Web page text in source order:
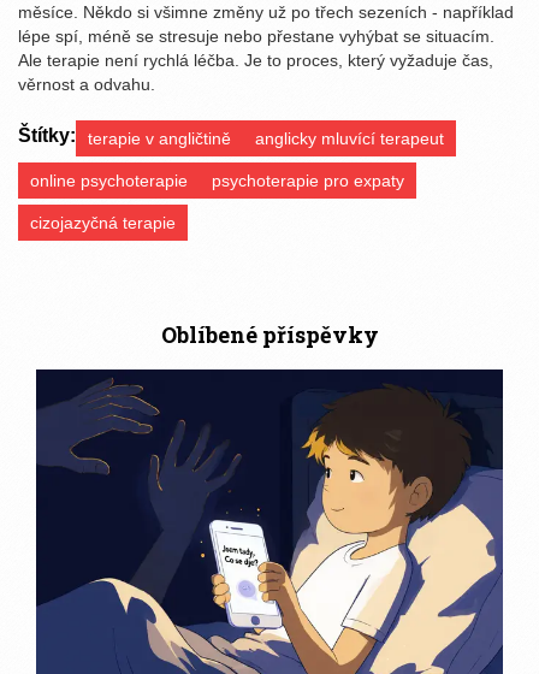
měsíce. Někdo si všimne změny už po třech sezeních - například
lépe spí, méně se stresuje nebo přestane vyhýbat se situacím.
Ale terapie není rychlá léčba. Je to proces, který vyžaduje čas,
věrnost a odvahu.
Štítky: terapie v angličtině anglicky mluvící terapeut
online psychoterapie psychoterapie pro expaty
cizojazyčná terapie
Oblíbené příspěvky